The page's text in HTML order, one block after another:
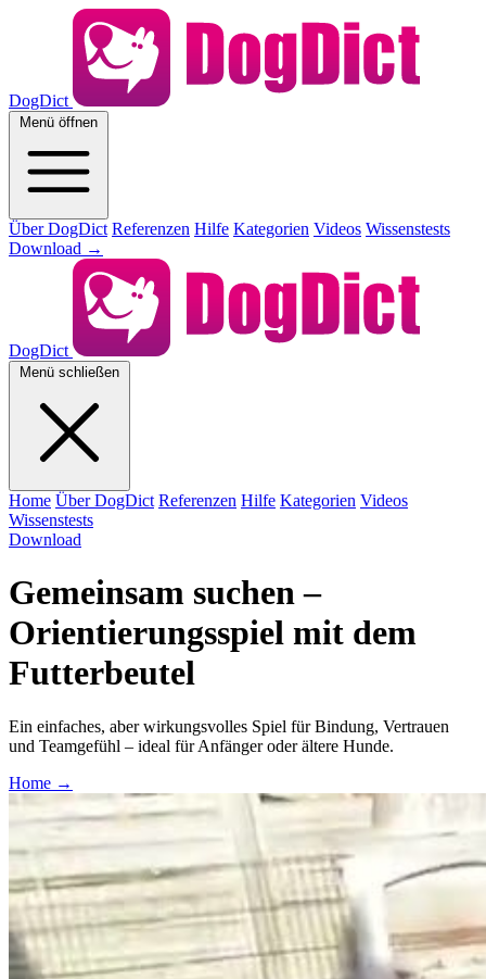
DogDict
Menü öffnen
Über DogDict Referenzen Hilfe Kategorien Videos Wissenstests
Download →
DogDict
Menü schließen
Home Über DogDict Referenzen Hilfe Kategorien Videos
Wissenstests
Download
Gemeinsam suchen –
Orientierungsspiel mit dem
Futterbeutel
Ein einfaches, aber wirkungsvolles Spiel für Bindung, Vertrauen
und Teamgefühl – ideal für Anfänger oder ältere Hunde.
Home →